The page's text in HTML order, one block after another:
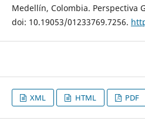
Medellín, Colombia. Perspectiva
doi: 10.19053/01233769.7256.
XML HTML PDF